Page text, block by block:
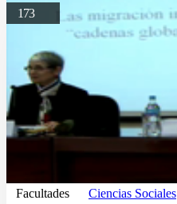
173
Facultades Ciencias Sociales